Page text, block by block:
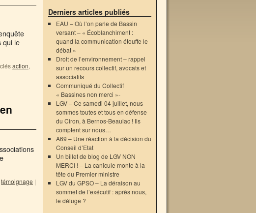
qui le
action,
témoignage |
Derniers articles publiés
EAU – Où l’on parle de Bassin
versant – « Écoblanchiment :
quand la communication étouffe le
débat »
Droit de l’environnement – rappel
sur un recours collectif, avocats et
associatifs
Communiqué du Collectif
« Bassines non merci »-
LGV – Ce samedi 04 juillet, nous
sommes toutes et tous en défense
du Ciron, à Bernos-Beaulac ! Ils
comptent sur nous…
A69 – Une réaction à la décision du
Conseil d’Etat
Un billet de blog de LGV NON
MERCI ! – La canicule monte à la
tête du Premier ministre
LGV du GPSO – La déraison au
sommet de l’exécutif : après nous,
le déluge ?